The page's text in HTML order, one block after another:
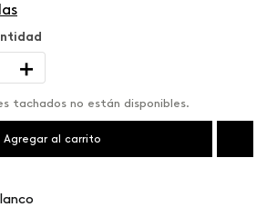
＋
tachados no están disponibles.
Agregar al carrito